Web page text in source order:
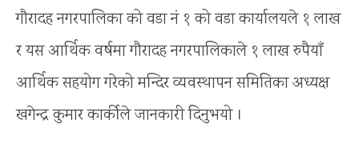
गौरादह नगरपालिका को वडा नं १ को वडा कार्यालयले १ लाख
र यस आर्थिक वर्षमा गौरादह नगरपालिकाले १ लाख रुपैयाँ
आर्थिक सहयोग गरेको मन्दिर व्यवस्थापन समितिका अध्यक्ष
खगेन्द्र कुमार कार्कीले जानकारी दिनुभयो ।